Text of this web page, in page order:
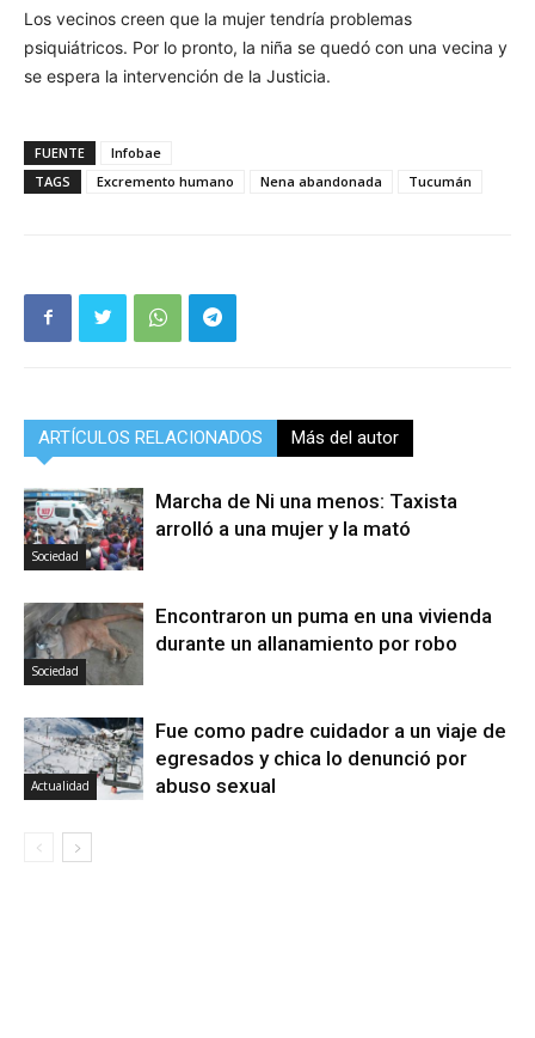
Los vecinos creen que la mujer tendría problemas
psiquiátricos. Por lo pronto, la niña se quedó con una vecina y
se espera la intervención de la Justicia.
FUENTE
Infobae
TAGS
Excremento humano Nena abandonada Tucumán
ARTÍCULOS RELACIONADOS Más del autor
Sociedad
Marcha de Ni una menos: Taxista
arrolló a una mujer y la mató
Sociedad
Encontraron un puma en una vivienda
durante un allanamiento por robo
Actualidad
Fue como padre cuidador a un viaje de
egresados y chica lo denunció por
abuso sexual